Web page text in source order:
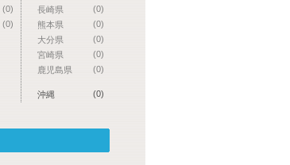
(0)
(0)
(0)
長崎県
(0)
熊本県
(0)
大分県
(0)
宮崎県
(0)
鹿児島県
(0)
沖縄